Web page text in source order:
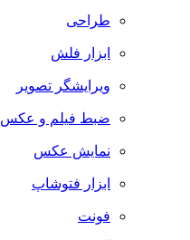
طراحی
ابزار فلش
ویرایشگر تصویر
ضبط فيلم و عكس
نمایش عکس
ابزار فتوشاپ
فونت